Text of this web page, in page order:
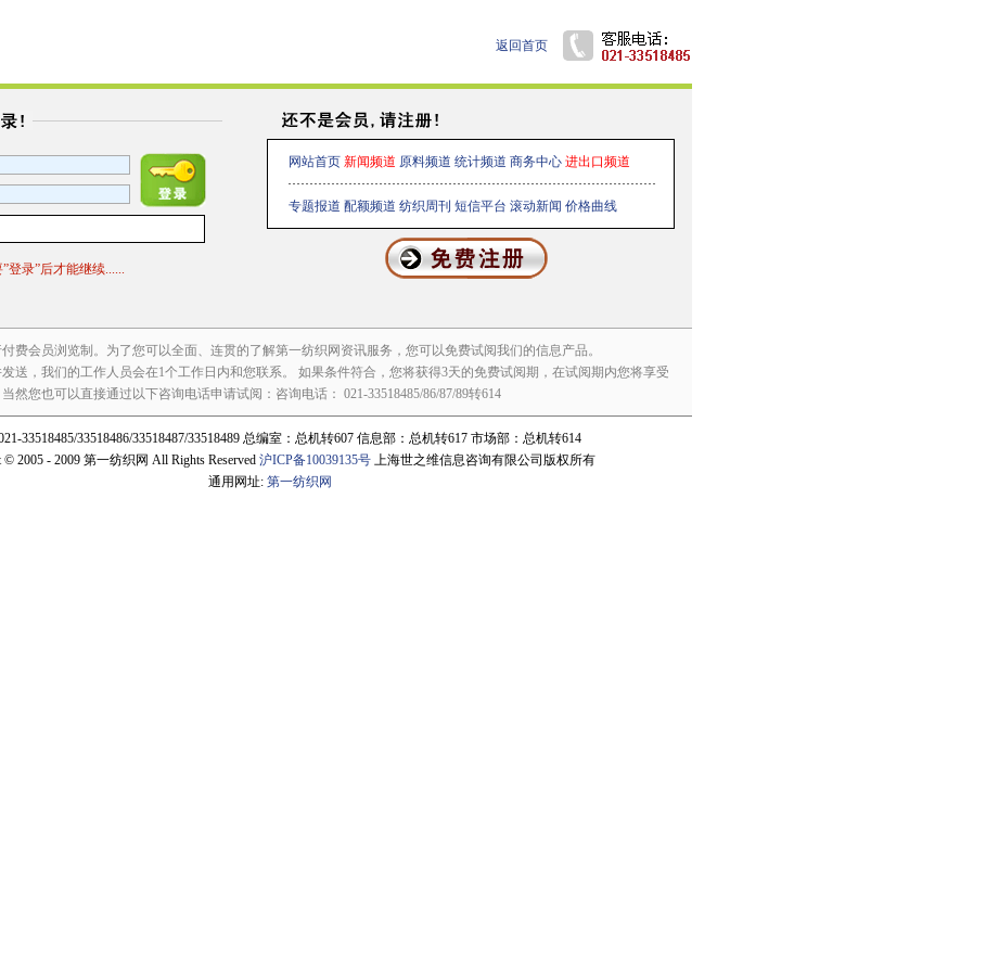
返回首页
登录”后才能继续......
网站首页 新闻频道 原料频道 统计频道 商务中心 进出口频道
专题报道 配额频道 纺织周刊 短信平台 滚动新闻 价格曲线
费会员浏览制。为了您可以全面、连贯的了解第一纺织网资讯服务，您可以免费试阅我们的信息产品。
送，我们的工作人员会在1个工作日内和您联系。 如果条件符合，您将获得3天的免费试阅期，在试阅期内您将享受
然您也可以直接通过以下咨询电话申请试阅：咨询电话： 021-33518485/86/87/89转614
33518485/33518486/33518487/33518489 总编室：总机转607 信息部：总机转617 市场部：总机转614
© 2005 - 2009 第一纺织网 All Rights Reserved 沪ICP备10039135号 上海世之维信息咨询有限公司版权所有
通用网址: 第一纺织网